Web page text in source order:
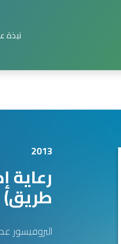
2013
رعاية
طريق)
البروفيسور